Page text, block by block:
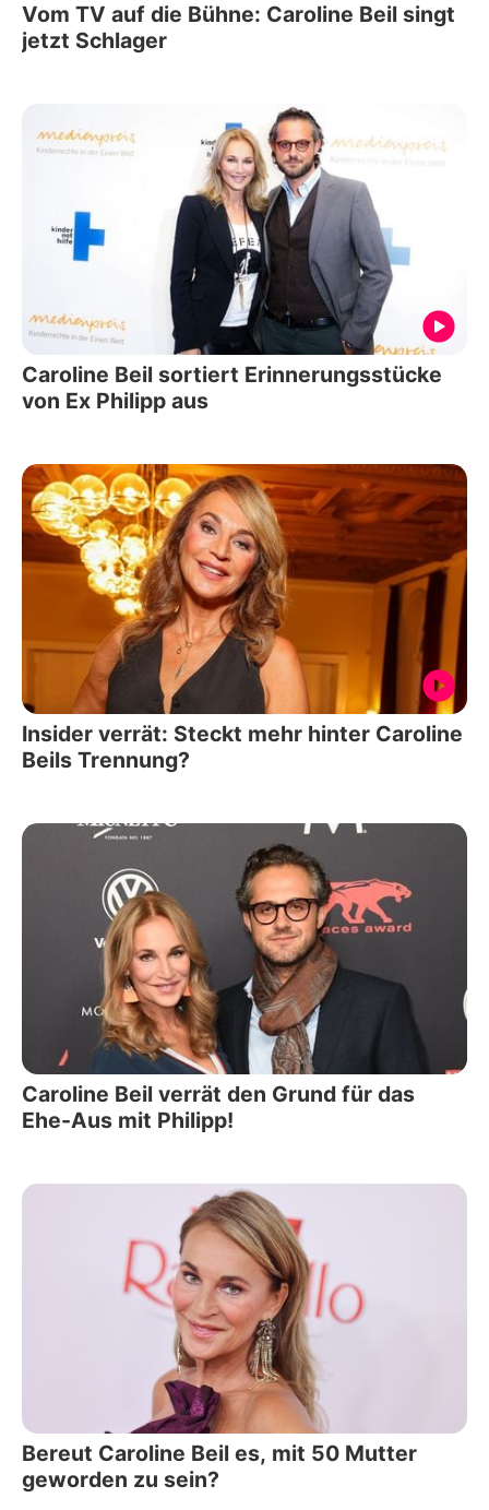
Vom TV auf die Bühne: Caroline Beil singt
jetzt Schlager
Caroline Beil sortiert Erinnerungsstücke
von Ex Philipp aus
Insider verrät: Steckt mehr hinter Caroline
Beils Trennung?
Caroline Beil verrät den Grund für das
Ehe-Aus mit Philipp!
Bereut Caroline Beil es, mit 50 Mutter
geworden zu sein?